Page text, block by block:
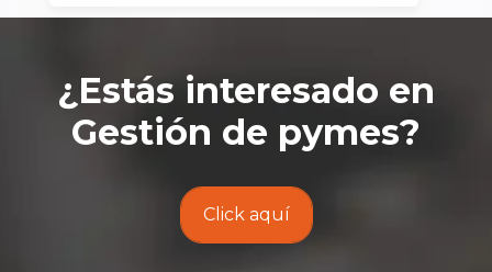
¿Estás interesado en
Gestión de pymes?
Click aquí